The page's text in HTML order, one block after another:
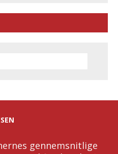
gennemsnitlige